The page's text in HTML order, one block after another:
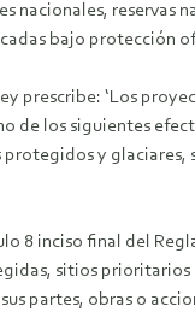
reservas
bajo
prescribe: ‘Los
de los siguientes
y
8 inciso final del
sitios
partes, obras o